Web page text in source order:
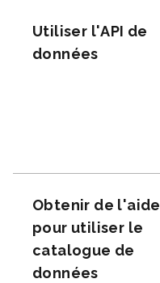
Utiliser l'API de
données
Obtenir de l'aide
pour utiliser le
catalogue de
données